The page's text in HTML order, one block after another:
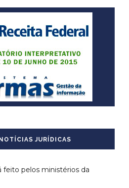
JURÍDICAS
feito pelos ministérios da